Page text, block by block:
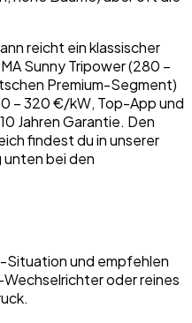
reicht ein klassischer
Sunny Tripower (280 –
Premium-Segment)
– 320 €/kW, Top-App und
Jahren Garantie. Den
findest du in unserer
bei den
Situation und empfehlen
oder reines